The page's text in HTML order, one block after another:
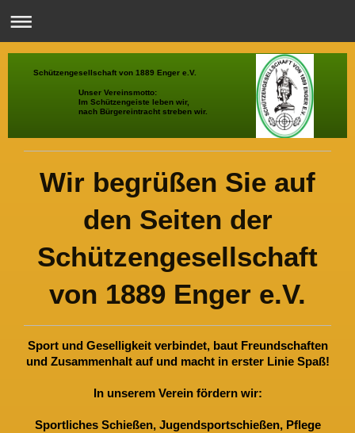
Schützengesellschaft von 1889 Enger e.V.
Unser Vereinsmotto:
Im Schützengeiste leben wir,
nach Bürgereintracht streben wir.
Wir begrüßen Sie auf
den Seiten der
Schützengesellschaft
von 1889 Enger e.V.
Sport und Geselligkeit verbindet, baut Freundschaften
und Zusammenhalt auf und macht in erster Linie Spaß!
In unserem Verein fördern wir:
Sportliches Schießen, Jugendsportschießen, Pflege